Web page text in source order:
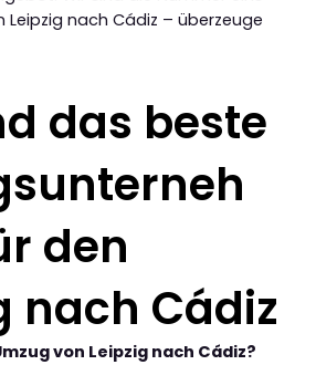
Leipzig nach Cádiz – überzeuge
das beste
den
nach Cádiz
von Leipzig nach Cádiz?